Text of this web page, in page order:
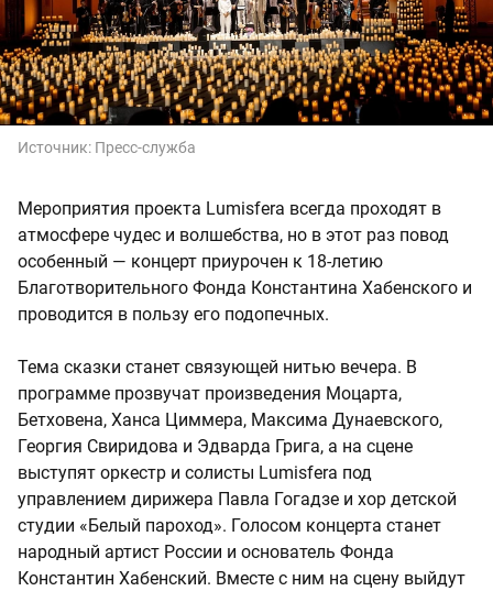
Источник: Пресс-служба
Мероприятия проекта Lumisfera всегда проходят в
атмосфере чудес и волшебства, но в этот раз повод
особенный — концерт приурочен к 18-летию
Благотворительного Фонда Константина Хабенского и
проводится в пользу его подопечных.
Тема сказки станет связующей нитью вечера. В
программе прозвучат произведения Моцарта,
Бетховена, Ханса Циммера, Максима Дунаевского,
Георгия Свиридова и Эдварда Грига, а на сцене
выступят оркестр и солисты Lumisfera под
управлением дирижера Павла Гогадзе и хор детской
студии «Белый пароход». Голосом концерта станет
народный артист России и основатель Фонда
Константин Хабенский. Вместе с ним на сцену выйдут